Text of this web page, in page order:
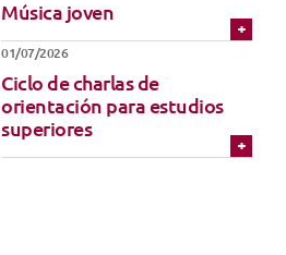
Música joven
01/07/2026
Ciclo de charlas de
orientación para estudios
superiores